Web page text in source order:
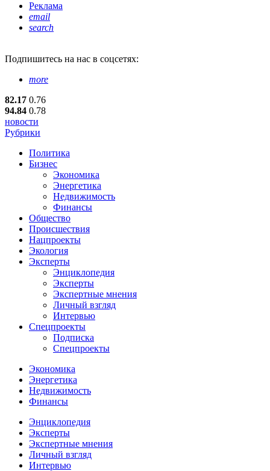
Реклама
email
search
Подпишитесь на нас в соцсетях:
more
82.17 0.76
94.84 0.78
новости
Рубрики
Политика
Бизнес
Экономика
Энергетика
Недвижимость
Финансы
Общество
Происшествия
Нацпроекты
Экология
Эксперты
Энциклопедия
Эксперты
Экспертные мнения
Личный взгляд
Интервью
Спецпроекты
Подписка
Спецпроекты
Экономика
Энергетика
Недвижимость
Финансы
Энциклопедия
Эксперты
Экспертные мнения
Личный взгляд
Интервью